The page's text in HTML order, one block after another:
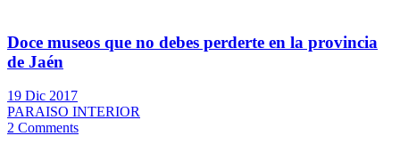
Doce museos que no debes perderte en la provincia
de Jaén
19 Dic 2017
PARAISO INTERIOR
2 Comments